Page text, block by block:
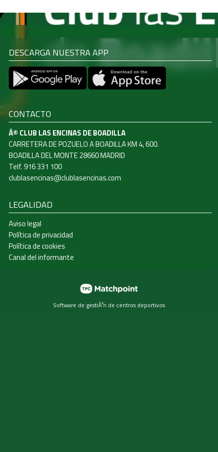
DESCARGA NUESTRA APP
CONTACTO
Â© CLUB LAS ENCINAS DE BOADILLA
CARRETERA DE POZUELO A BOADILLA KM 4, 600.
BOADILLA DEL MONTE 28660 MADRID
Telf. 916 331 100
clublasencinas@clublasencinas.com
LEGALIDAD
Aviso legal
Política de privacidad
Política de cookies
Canal del informante
Software de gestiÃ³n de centros deportivos